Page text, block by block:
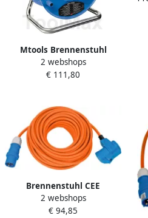
Mtools Brennenstuhl
Garant IP44 kabelhaspel
50m H05RR-F 3G1 5 |
2 webshops
€ 111,80
Brennenstuhl CEE
verlengsnoer IP44 voor
Camping Maritime 25m
2 webshops
€ 94,85